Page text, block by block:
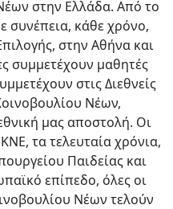
στην Ελλάδα. Από το
συνέπεια, κάθε χρόνο,
στην Αθήνα και
συμμετέχουν μαθητές
στις Διεθνείς
Νέων,
μας αποστολή. Οι
τα τελευταία χρόνια,
Παιδείας και
επίπεδο, όλες οι
Νέων τελούν